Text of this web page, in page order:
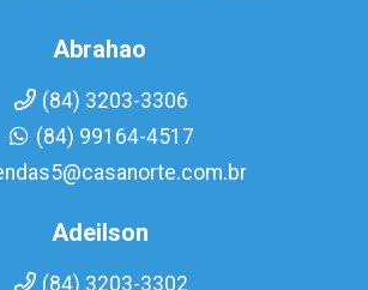
Abrahao
(84) 3203-3306
(84) 99164-4517
Adeilson
(84) 3203-3302